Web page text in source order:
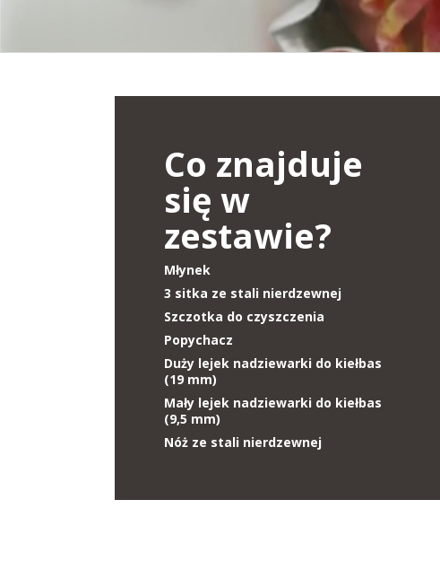
Co znajduje
się w
zestawie?
Młynek
3 sitka ze stali nierdzewnej
Szczotka do czyszczenia
Popychacz
Duży lejek nadziewarki do kiełbas
(19 mm)
Mały lejek nadziewarki do kiełbas
(9,5 mm)
Nóż ze stali nierdzewnej